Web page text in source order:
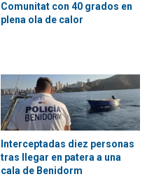
Comunitat con 40 grados en
plena ola de calor
Interceptadas diez personas
tras llegar en patera a una
cala de Benidorm